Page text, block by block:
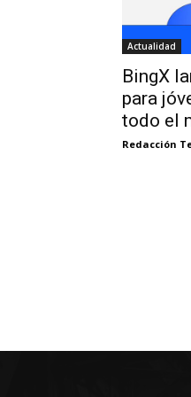
Actualidad
BingX
para
todo el
Redacción